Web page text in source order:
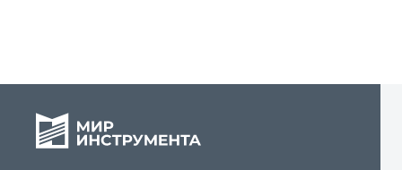
Силовое оборудование